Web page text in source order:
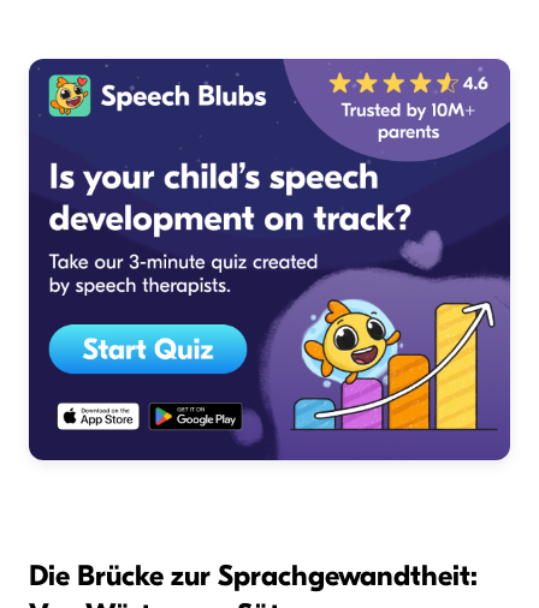
Die Brücke zur Sprachgewandtheit: